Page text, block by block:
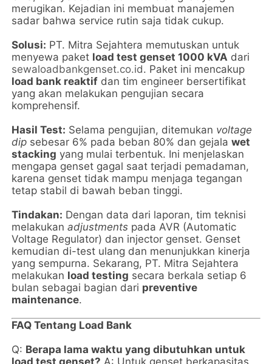
merugikan. Kejadian ini membuat manajemen
sadar bahwa service rutin saja tidak cukup.
Solusi: PT. Mitra Sejahtera memutuskan untuk
menyewa paket load test genset 1000 kVA dari
sewaloadbankgenset.co.id. Paket ini mencakup
load bank reaktif dan tim engineer bersertifikat
yang akan melakukan pengujian secara
komprehensif.
Hasil Test: Selama pengujian, ditemukan voltage
dip sebesar 6% pada beban 80% dan gejalawet
stacking yang mulai terbentuk. Ini menjelaskan
mengapa genset gagal saat terjadi pemadaman,
karena genset tidak mampu menjaga tegangan
tetap stabil di bawah beban tinggi.
Tindakan: Dengan data dari laporan, tim teknisi
melakukanadjustments pada AVR (Automatic
Voltage Regulator) dan injector genset. Genset
kemudian di-test ulang dan menunjukkan kinerja
yang sempurna. Sekarang, PT. Mitra Sejahtera
melakukan load testing secara berkala setiap 6
bulan sebagai bagian dari preventive
maintenance.
FAQ Tentang Load Bank
Q: Berapa lama waktu yang dibutuhkan untuk